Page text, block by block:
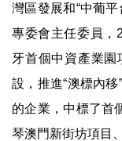
灣區發展和“中葡
專委會主任委員，
牙首個中資產業
設，推進“澳標內
的企業，中標了首
琴澳門新街坊項目